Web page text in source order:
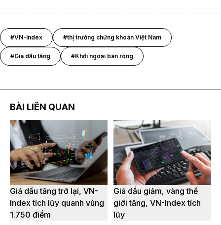
#VN-Index #thị trường chứng khoán Việt Nam
#Giá dầu tăng #Khối ngoại bán ròng
BÀI LIÊN QUAN
Giá dầu tăng trở lại, VN-
Index tích lũy quanh vùng
1.750 điểm
Giá dầu giảm, vàng thế
giới tăng, VN-Index tích
lũy